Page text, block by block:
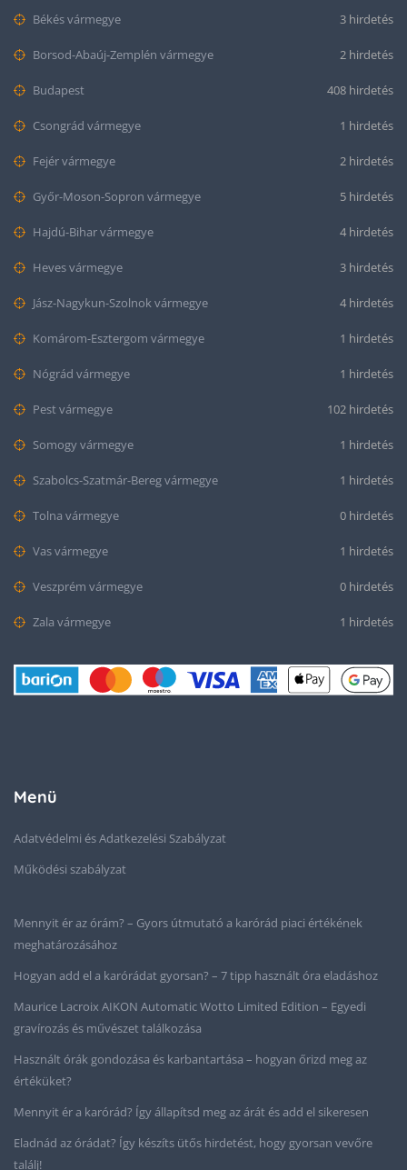
Békés vármegye 3 hirdetés
Borsod-Abaúj-Zemplén vármegye 2 hirdetés
Budapest 408 hirdetés
Csongrád vármegye 1 hirdetés
Fejér vármegye 2 hirdetés
Győr-Moson-Sopron vármegye 5 hirdetés
Hajdú-Bihar vármegye 4 hirdetés
Heves vármegye 3 hirdetés
Jász-Nagykun-Szolnok vármegye 4 hirdetés
Komárom-Esztergom vármegye 1 hirdetés
Nógrád vármegye 1 hirdetés
Pest vármegye 102 hirdetés
Somogy vármegye 1 hirdetés
Szabolcs-Szatmár-Bereg vármegye 1 hirdetés
Tolna vármegye 0 hirdetés
Vas vármegye 1 hirdetés
Veszprém vármegye 0 hirdetés
Zala vármegye 1 hirdetés
Menü
Adatvédelmi és Adatkezelési Szabályzat
Működési szabályzat
Mennyit ér az órám? – Gyors útmutató a karórád piaci értékének
meghatározásához
Hogyan add el a karórádat gyorsan? – 7 tipp használt óra eladáshoz
Maurice Lacroix AIKON Automatic Wotto Limited Edition – Egyedi
gravírozás és művészet találkozása
Használt órák gondozása és karbantartása – hogyan őrizd meg az
értéküket?
Mennyit ér a karórád? Így állapítsd meg az árát és add el sikeresen
Eladnád az órádat? Így készíts ütős hirdetést, hogy gyorsan vevőre
találj!